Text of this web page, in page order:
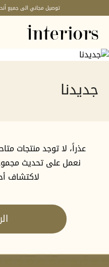
توصيل مجاني الى جميع
جديدنا
جديدنا
عذراً، لا توجد منتجات
نعمل على تحديث
لاكتشاف